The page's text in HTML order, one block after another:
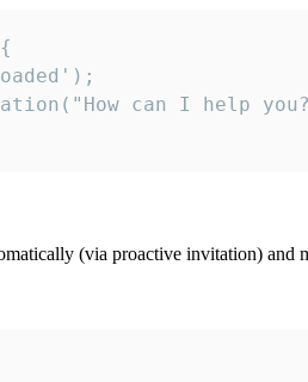
can I help
(via proactive invitation) and